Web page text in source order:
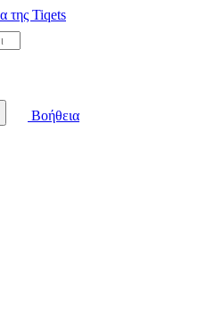
Βοήθεια